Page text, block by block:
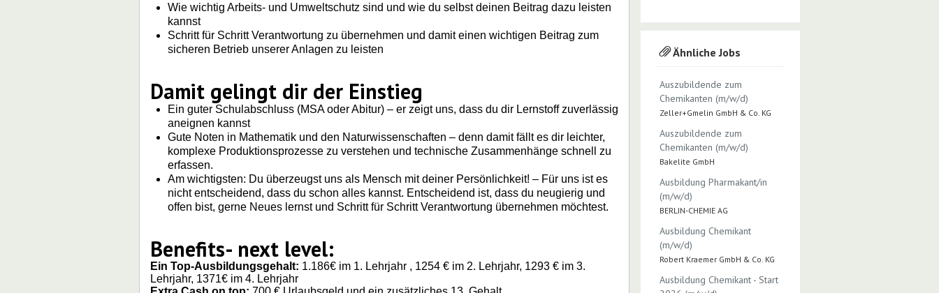
Wie wichtig Arbeits- und Umweltschutz sind und wie du selbst deinen Beitrag dazu leisten
kannst
Schritt für Schritt Verantwortung zu übernehmen und damit einen wichtigen Beitrag zum
sicheren Betrieb unserer Anlagen zu leisten
Damit gelingt dir der Einstieg
Ein guter Schulabschluss (MSA oder Abitur) – er zeigt uns, dass du dir Lernstoff zuverlässig
aneignen kannst
Gute Noten in Mathematik und den Naturwissenschaften – denn damit fällt es dir leichter,
komplexe Produktionsprozesse zu verstehen und technische Zusammenhänge schnell zu
erfassen.
Am wichtigsten: Du überzeugst uns als Mensch mit deiner Persönlichkeit! – Für uns ist es
nicht entscheidend, dass du schon alles kannst. Entscheidend ist, dass du neugierig und
offen bist, gerne Neues lernst und Schritt für Schritt Verantwortung übernehmen möchtest.
Benefits- next level:
Ein Top-Ausbildungsgehalt: 1.186€ im 1. Lehrjahr , 1254 € im 2. Lehrjahr, 1293 € im 3.
Lehrjahr, 1371€ im 4. Lehrjahr
Ähnliche Jobs
Auszubildende zum
Chemikanten (m/w/d)
Zeller+Gmelin GmbH & Co. KG
Auszubildende zum
Chemikanten (m/w/d)
Bakelite GmbH
Ausbildung Pharmakant/in
(m/w/d)
BERLIN-CHEMIE AG
Ausbildung Chemikant
(m/w/d)
Robert Kraemer GmbH & Co. KG
Ausbildung Chemikant - Start